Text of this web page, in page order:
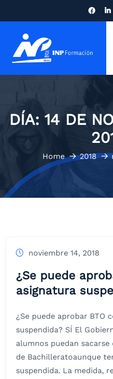
DÍA: 14 DE
Home 2018
noviembre 14, 2018
¿Se puede
asignatura
¿Se puede aprobar BTO
suspendida? SÍ El
alumnos puedan
de Bachilleratoaunque
suspendida. La medida,